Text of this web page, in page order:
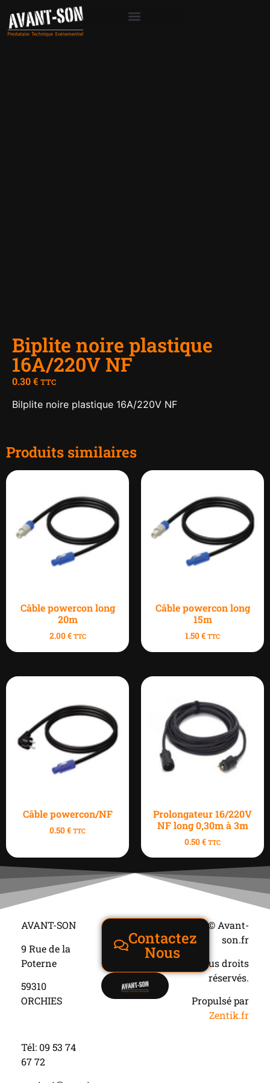
Biplite noire plastique
16A/220V NF
0.30€ TTC
Bilplite noire plastique 16A/220V NF
Produits similaires
Câble powercon long
20m
2.00€ TTC
Câble powercon long
15m
1.50€ TTC
Câble powercon/NF
0.50€ TTC
Prolongateur 16/220V
NF long 0,30m à 3m
0.50€ TTC
AVANT-SON
9 Rue de la
Poterne
59310
ORCHIES
Tél: 09 53 74
67 72
Contactez
Nous
© Avant-
son.fr
Tous droits
réservés.
Propulsé par
Zentik.fr